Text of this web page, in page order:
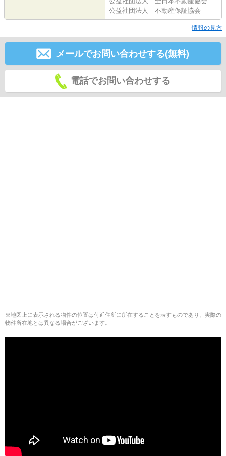
公益社団法人 不動産保証協会
情報の見方
メールでお問い合わせする(無料)
電話でお問い合わせする
※地図上に表示される物件の位置は付近住所に所在することを表すものであり、実際の
物件所在地とは異なる場合がございます。